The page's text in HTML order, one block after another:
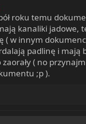
roku temu
kanaliki jadowe,
( w innym
padlinę i mają
( no
;p ).